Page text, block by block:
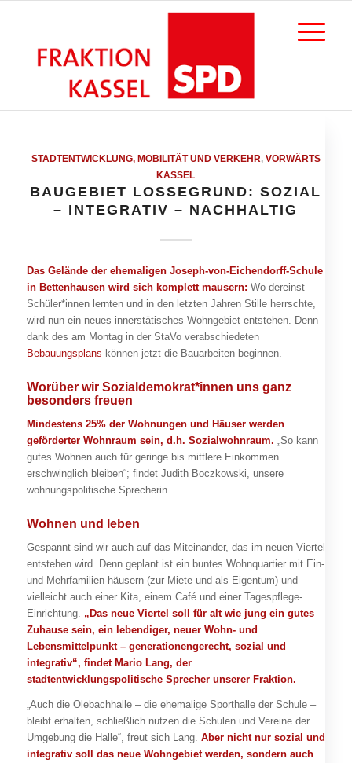
STADTENTWICKLUNG, MOBILITÄT UND VERKEHR, VORWÄRTS
KASSEL
BAUGEBIET LOSSEGRUND: SOZIAL
– INTEGRATIV – NACHHALTIG
Das Gelände der ehemaligen Joseph-von-Eichendorff-Schule
in Bettenhausen wird sich komplett mausern: Wo dereinst
Schüler*innen lernten und in den letzten Jahren Stille herrschte,
wird nun ein neues innerstätisches Wohngebiet entstehen. Denn
dank des am Montag in der StaVo verabschiedeten
Bebauungsplans können jetzt die Bauarbeiten beginnen.
Worüber wir Sozialdemokrat*innen uns ganz
besonders freuen
Mindestens 25% der Wohnungen und Häuser werden
geförderter Wohnraum sein, d.h. Sozialwohnraum. „So kann
gutes Wohnen auch für geringe bis mittlere Einkommen
erschwinglich bleiben“; findet Judith Boczkowski, unsere
wohnungspolitische Sprecherin.
Wohnen und leben
Gespannt sind wir auch auf das Miteinander, das im neuen Viertel
entstehen wird. Denn geplant ist ein buntes Wohnquartier mit Ein-
und Mehrfamilien-häusern (zur Miete und als Eigentum) und
vielleicht auch einer Kita, einem Café und einer Tagespflege-
Einrichtung. „Das neue Viertel soll für alt wie jung ein gutes
Zuhause sein, ein lebendiger, neuer Wohn- und
Lebensmittelpunkt – generationengerecht, sozial und
integrativ“, findet Mario Lang, der
stadtentwicklungspolitische Sprecher unserer Fraktion.
„Auch die Olebachhalle – die ehemalige Sporthalle der Schule –
bleibt erhalten, schließlich nutzen die Schulen und Vereine der
Umgebung die Halle“, freut sich Lang. Aber nicht nur sozial und
integrativ soll das neue Wohngebiet werden, sondern auch